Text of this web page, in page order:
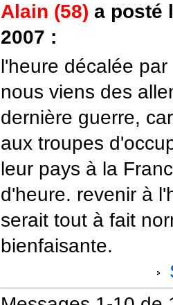
Alain (58) a posté
2007 :
l'heure décalée
nous viens des
dernière guerre,
aux troupes
leur pays à la
d'heure. revenir à
serait tout à fait
bienfaisante.